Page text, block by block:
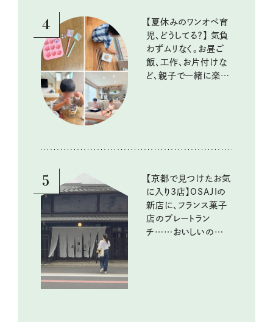
4
【夏休みのワンオペ育
児、どうしてる？】 気負
わずムリなく。お昼ご
飯、工作、お片付けな
ど、親子で一緒に楽し
5
【京都で見つけたお気
に入り3店】OSAJIの
新店に、フランス菓子
店のプレートラン
チ……おいしいのんび